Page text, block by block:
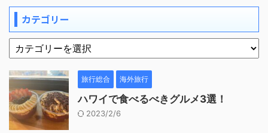
カテゴリー
旅行総合 海外旅行
ハワイで食べるべきグルメ3選！
2023/2/6